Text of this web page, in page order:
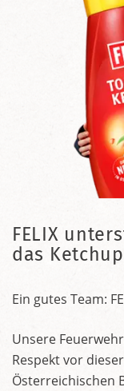
FELIX
das
Ein gutes Team:
Unsere
Respekt vor
Österreichischen